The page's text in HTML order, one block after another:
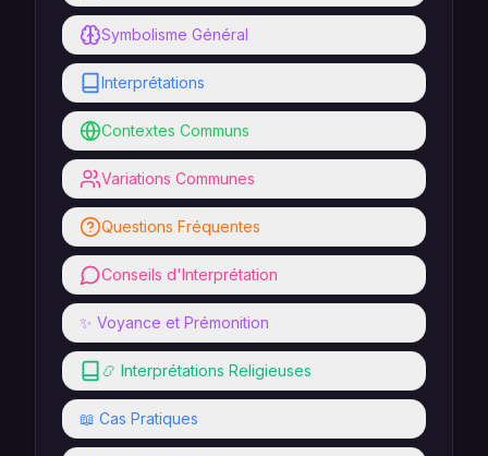
Symbolisme Général
Interprétations
Contextes Communs
Variations Communes
Questions Fréquentes
Conseils d'Interprétation
✨ Voyance et Prémonition
📿 Interprétations Religieuses
📖 Cas Pratiques